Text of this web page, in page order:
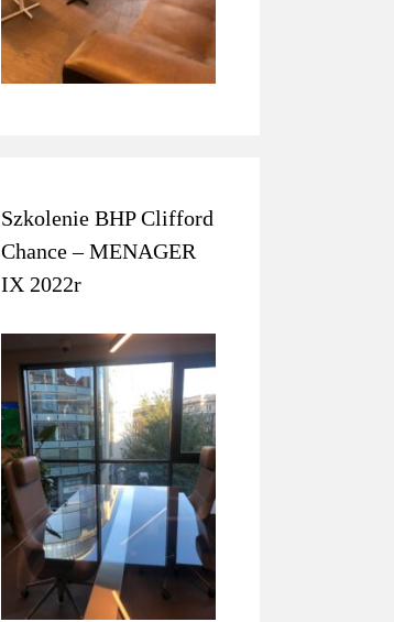
Szkolenie BHP Clifford
Chance – MENAGER
IX 2022r